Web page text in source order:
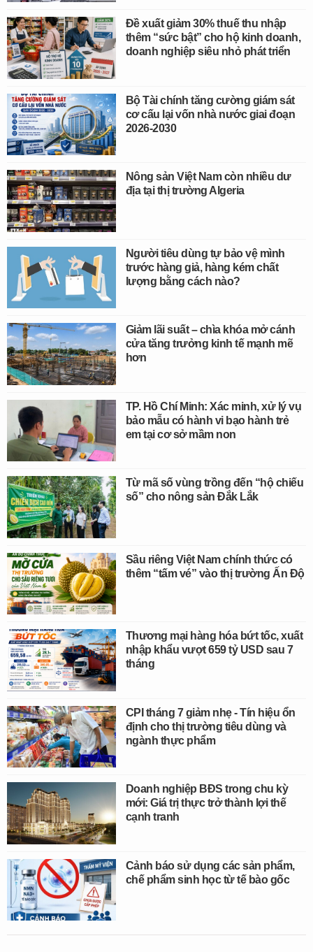
Đề xuất giảm 30% thuế thu nhập
thêm “sức bật” cho hộ kinh doanh,
doanh nghiệp siêu nhỏ phát triển
Bộ Tài chính tăng cường giám sát
cơ cấu lại vốn nhà nước giai đoạn
2026-2030
Nông sản Việt Nam còn nhiều dư
địa tại thị trường Algeria
Người tiêu dùng tự bảo vệ mình
trước hàng giả, hàng kém chất
lượng bằng cách nào?
Giảm lãi suất – chìa khóa mở cánh
cửa tăng trưởng kinh tế mạnh mẽ
hơn
TP. Hồ Chí Minh: Xác minh, xử lý vụ
bảo mẫu có hành vi bạo hành trẻ
em tại cơ sở mầm non
Từ mã số vùng trồng đến “hộ chiếu
số” cho nông sản Đắk Lắk
Sầu riêng Việt Nam chính thức có
thêm “tấm vé” vào thị trường Ấn Độ
Thương mại hàng hóa bứt tốc, xuất
nhập khẩu vượt 659 tỷ USD sau 7
tháng
CPI tháng 7 giảm nhẹ - Tín hiệu ổn
định cho thị trường tiêu dùng và
ngành thực phẩm
Doanh nghiệp BĐS trong chu kỳ
mới: Giá trị thực trở thành lợi thế
cạnh tranh
Cảnh báo sử dụng các sản phẩm,
chế phẩm sinh học từ tế bào gốc